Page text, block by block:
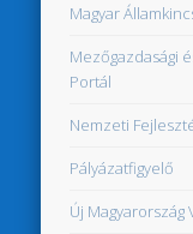
Magyar
Mezőgazdasági
Portál
Nemzeti
Pályázatfigyelő
Új